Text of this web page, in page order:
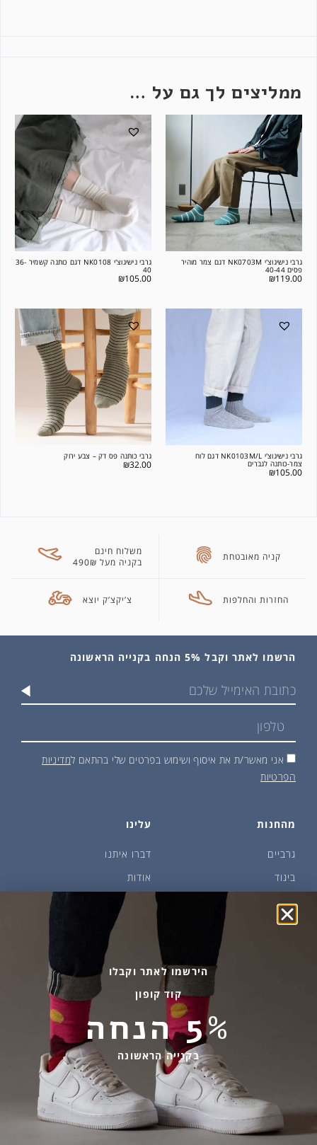
ממליצים לך גם על …
גרבי נישיגוצ'י NK0703M דגם צמר מוהיר
פסים 40-44
₪119.00
גרבי נישיגוצ'י NK0108 דגם כותנה קשמיר 36-
40
₪105.00
גרבי נישיגוצ'י NK0103M/L דגם לוח
צמר-כותנה לגברים
₪105.00
גרבי כותנה פס דק – צבע ירוק
₪32.00
קניה מאובטחת
משלוח חינם
בקניה מעל 490₪
החזרות והחלפות צ’יקצ’ק יוצא
מהחנות
גרביים
ביגוד
שמן זית ודבש
פקעות ובצלים
עלינו
דברו איתנו
אודות
איפה קונים?
הבלוג של יודפת
החלפות והחזרות
אספקה ומשלוחים
הצהרת נגישות
מדיניות פרטיות
שירות לקוחות
בהודעות ווטסאפ בלבד
058-7477780
contact@yodfat.shop
ימים א׳-ה׳,9:00-13:00
הרשמו לאתר וקבל 5% הנחה בקנייה הראשונה
אני מאשר/ת את איסוף ושימוש בפרטים שלי בהתאם למדיניות
הפרטיות
הירשמו לאתר וקבלו
קוד קופון
5% הנחה
בקנייה הראשונה